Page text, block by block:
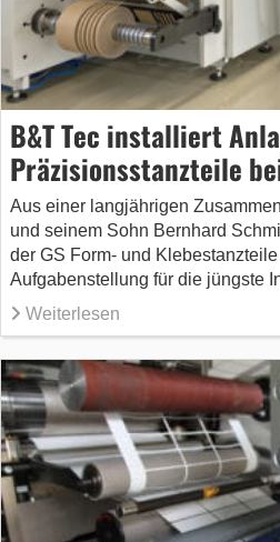
B&T Tec installiert
Präzisionsstanzteile
Aus einer langjährigen
und seinem Sohn Bernhard
der GS Form- und
Aufgabenstellung für die jüngste
Weiterlesen